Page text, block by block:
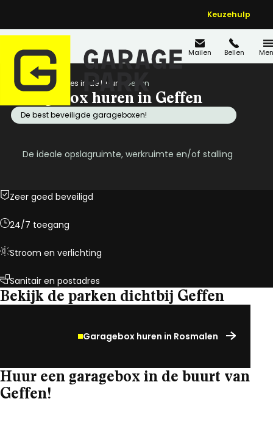
Keuzehulp
Mailen Bellen
Home Locaties in de buurt Geffen
Garagebox huren in Geffen
De best beveiligde garageboxen!
De ideale opslagruimte, werkruimte en/of stalling
Zeer goed beveiligd
24/7 toegang
Stroom en verlichting
Sanitair en postadres
Bekijk de parken dichtbij Geffen
Garagebox huren in Rosmalen
Huur een garagebox in de buurt van
Geffen!